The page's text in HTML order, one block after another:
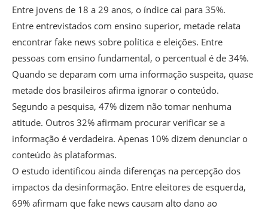
Entre jovens de 18 a 29 anos, o índice cai para 35%.
Entre entrevistados com ensino superior, metade relata
encontrar fake news sobre política e eleições. Entre
pessoas com ensino fundamental, o percentual é de 34%.
Quando se deparam com uma informação suspeita, quase
metade dos brasileiros afirma ignorar o conteúdo.
Segundo a pesquisa, 47% dizem não tomar nenhuma
atitude. Outros 32% afirmam procurar verificar se a
informação é verdadeira. Apenas 10% dizem denunciar o
conteúdo às plataformas.
O estudo identificou ainda diferenças na percepção dos
impactos da desinformação. Entre eleitores de esquerda,
69% afirmam que fake news causam alto dano ao